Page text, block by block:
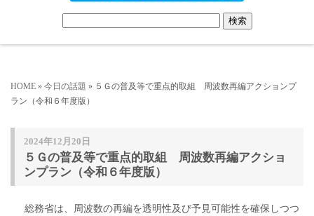
HOME » 今日の話題 » ５Ｇの普及等で重点的取組 周波数再編アクションプ
ラン（令和６年度版）
2024年12月20日
５Ｇの普及等で重点的取組 周波数再編アクショ
ンプラン（令和６年度版）
総務省は、周波数の再編を透明性及び予見可能性を確保しつつ